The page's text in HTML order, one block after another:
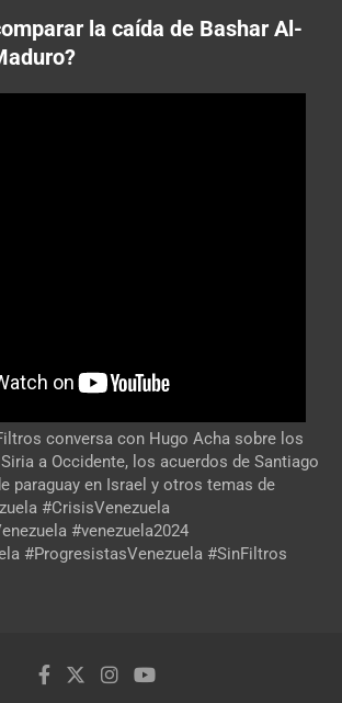
la caída de Bashar Al-
conversa con Hugo Acha sobre los
a Occidente, los acuerdos de Santiago
paraguay en Israel y otros temas de
#CrisisVenezuela
#venezuela2024
#ProgresistasVenezuela #SinFiltros